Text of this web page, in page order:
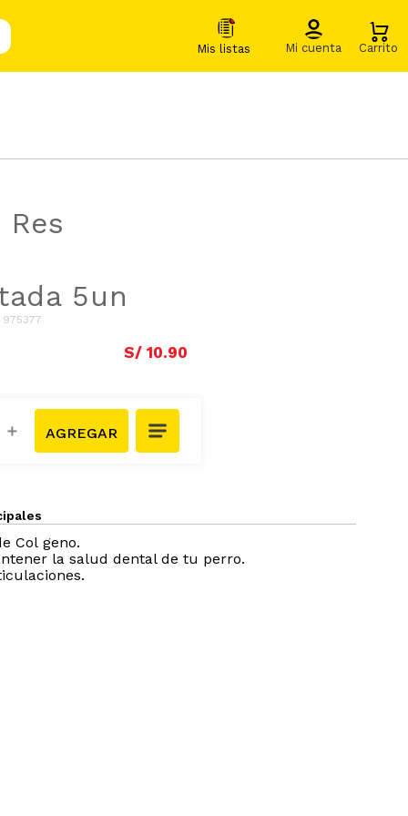
5un
975377
S/ 10.90
＋
Col geno.
la salud dental de tu perro.